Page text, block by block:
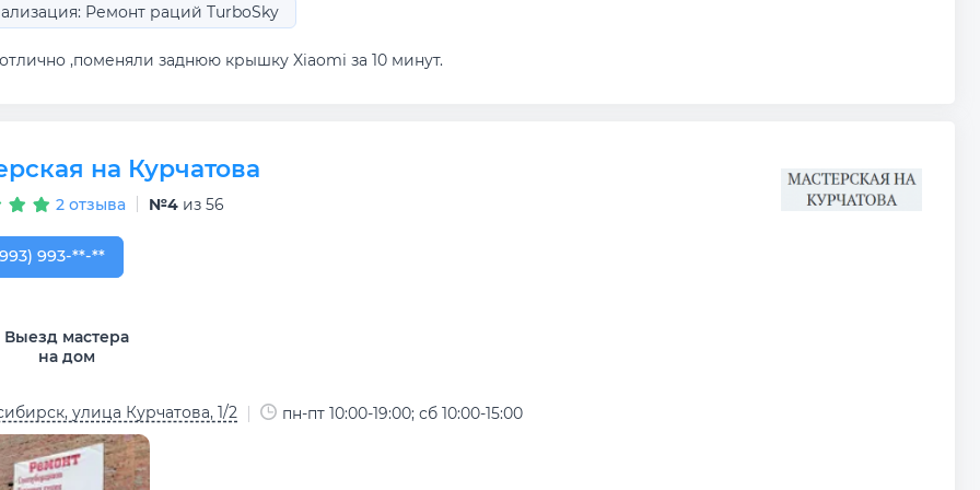
Ремонт раций TurboSky
,поменяли заднюю крышку Xiaomi за 10 минут.
на Курчатова
2 отзыва №4 из 56
993-54-53
993-**-**
Выезд мастера
на дом
улица Курчатова, 1/2 пн-пт 10:00-19:00; сб 10:00-15:00